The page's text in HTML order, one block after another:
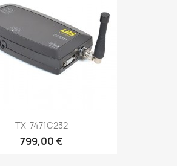
TX-7471C232
799,00 €